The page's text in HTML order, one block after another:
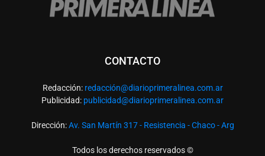
CONTACTO
Redacción: redacción@diarioprimeralinea.com.ar
Publicidad: publicidad@diarioprimeralinea.com.ar
Dirección:Av. San Martín 317 - Resistencia - Chaco - Arg
Todos los derechos reservados ©